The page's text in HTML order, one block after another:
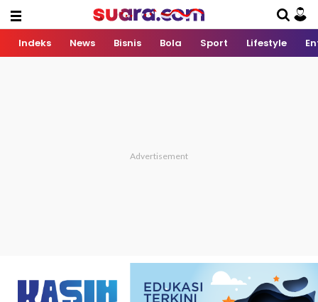
Indeks News Bisnis Bola Sport Lifestyle